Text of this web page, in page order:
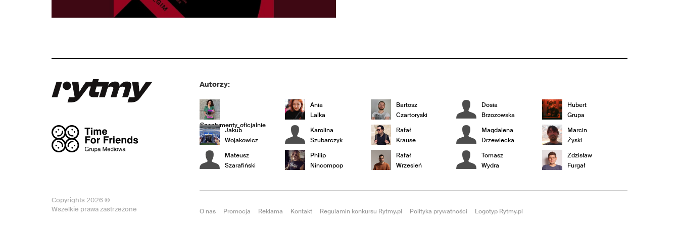
Autorzy:
@sentymenty_oficjalnie
Ania
Lalka
Bartosz
Czartoryski
Dosia
Brzozowska
Hubert
Grupa
Jakub
Wojakowicz
Karolina
Szubarczyk
Rafał
Krause
Magdalena
Drzewiecka
Marcin
Żyski
Mateusz
Szarafiński
Philip
Nincompop
Rafał
Wrzesień
Tomasz
Wydra
Zdzisław
Furgał
Copyrights 2026 ©
Wszelkie prawa zastrzeżone
O nas Promocja Reklama Kontakt Regulamin konkursu Rytmy.pl Polityka prywatności Logotyp Rytmy.pl